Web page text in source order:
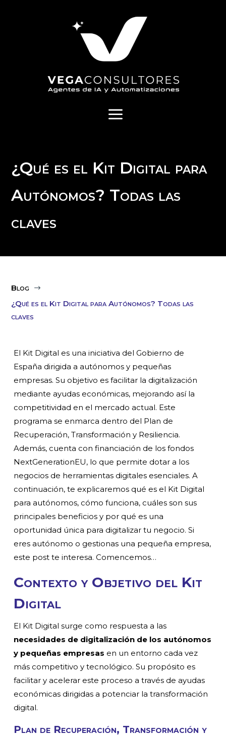
a
¿Qué es el Kit Digital para
Autónomos? Todas las
claves
Blog $
¿Qué es el Kit Digital para Autónomos? Todas las
claves
El Kit Digital es una iniciativa del Gobierno de
España dirigida a autónomos y pequeñas
empresas. Su objetivo es facilitar la digitalización
mediante ayudas económicas, mejorando así la
competitividad en el mercado actual. Este
programa se enmarca dentro del Plan de
Recuperación, Transformación y Resiliencia.
Además, cuenta con financiación de los fondos
NextGenerationEU, lo que permite dotar a los
negocios de herramientas digitales esenciales. A
continuación, te explicaremos qué es el Kit Digital
para autónomos, cómo funciona, cuáles son sus
principales beneficios y por qué es una
oportunidad única para digitalizar tu negocio. Si
eres autónomo o gestionas una pequeña empresa,
este post te interesa. Comencemos…
Contexto y Objetivo del Kit
Digital
El Kit Digital surge como respuesta a las
necesidades de digitalización de los autónomos
y pequeñas empresas en un entorno cada vez
más competitivo y tecnológico. Su propósito es
facilitar y acelerar este proceso a través de ayudas
económicas dirigidas a potenciar la transformación
digital.
Plan de Recuperación, Transformación y